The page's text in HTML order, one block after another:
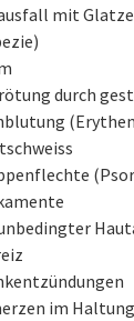
mit
durch
im